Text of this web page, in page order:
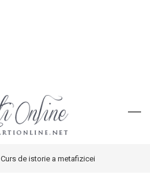
Curs de istorie a metafizicei